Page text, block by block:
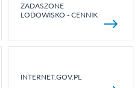
ZADASZONE
LODOWISKO - CENNIK
INTERNET.GOV.PL